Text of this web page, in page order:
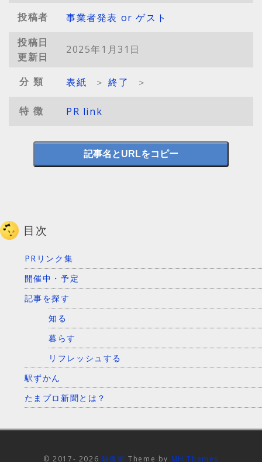
投稿者
事業者発表 or ゲスト
投稿日
更新日
2025年1月31日
分類 表紙 ＞ 終了 ＞
特徴 PR link
記事名とURLをコピー
目次
PRリンク集
開催中・予定
記事を探す
知る
暮らす
リフレッシュする
駅ずかん
たまプロ新聞とは？
© 2017- 2026 映像術 Theme by MH Themes